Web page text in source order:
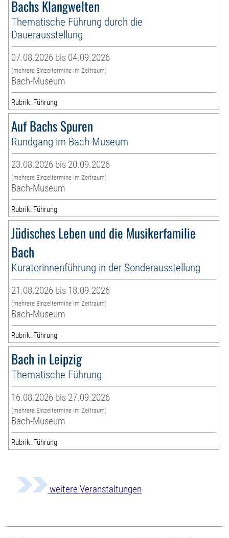
Bachs Klangwelten
Thematische Führung durch die
Dauerausstellung
07.08.2026 bis 04.09.2026
(mehrere Einzeltermine im Zeitraum)
Bach-Museum
Rubrik: Führung
Auf Bachs Spuren
Rundgang im Bach-Museum
23.08.2026 bis 20.09.2026
(mehrere Einzeltermine im Zeitraum)
Bach-Museum
Rubrik: Führung
Jüdisches Leben und die Musikerfamilie
Bach
Kuratorinnenführung in der Sonderausstellung
21.08.2026 bis 18.09.2026
(mehrere Einzeltermine im Zeitraum)
Bach-Museum
Rubrik: Führung
Bach in Leipzig
Thematische Führung
16.08.2026 bis 27.09.2026
(mehrere Einzeltermine im Zeitraum)
Bach-Museum
Rubrik: Führung
weitere Veranstaltungen